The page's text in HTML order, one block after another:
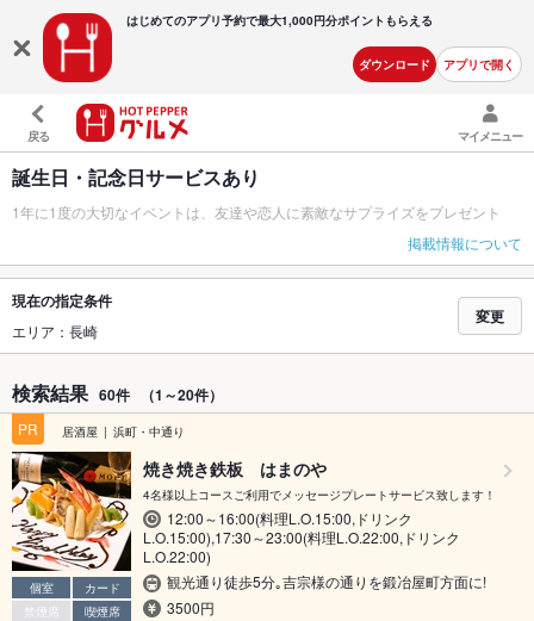
はじめてのアプリ予約で最大1,000円分ポイントもらえる
ダウンロード アプリで開く
戻る マイメニュー
誕生日・記念日サービスあり
1年に1度の大切なイベントは、友達や恋人に素敵なサプライズをプレゼント
掲載情報について
現在の指定条件
エリア：長崎
変更
検索結果 60件 （1～20件）
PR 居酒屋 浜町・中通り
個室
カード
禁煙席
喫煙席
焼き焼き鉄板 はまのや
4名様以上コースご利用でメッセージプレートサービス致します！
12:00～16:00(料理L.O.15:00,ドリンク
L.O.15:00),17:30～23:00(料理L.O.22:00,ドリンク
L.O.22:00)
観光通り徒歩5分｡吉宗様の通りを鍛冶屋町方面に!
3500円